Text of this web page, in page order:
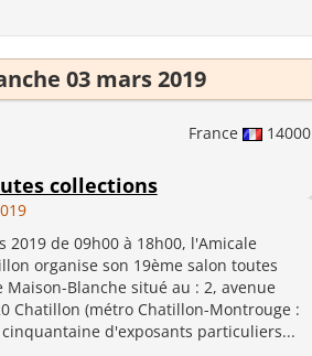
03 mars 2019
France
collections
2019 de 09h00 à 18h00, l'Amicale
organise son 19ème salon toutes
Maison-Blanche situé au : 2, avenue
Chatillon (métro Chatillon-Montrouge :
cinquantaine d'exposants particuliers...